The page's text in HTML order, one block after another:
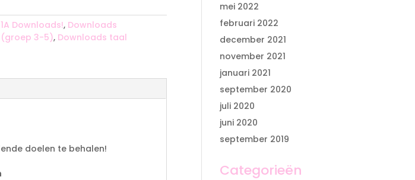
1A Downloads!, Downloads
3-5), Downloads taal
doelen te behalen!
mei 2022
februari 2022
december 2021
november 2021
januari 2021
september 2020
juli 2020
juni 2020
september 2019
Categorieën